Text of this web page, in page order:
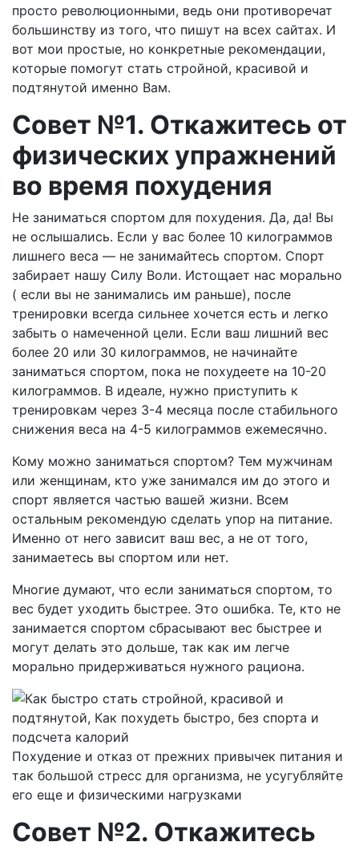
просто революционными, ведь они противоречат
большинству из того, что пишут на всех сайтах. И
вот мои простые, но конкретные рекомендации,
которые помогут стать стройной, красивой и
подтянутой именно Вам.
Совет №1. Откажитесь от
физических упражнений
во время похудения
Не заниматься спортом для похудения. Да, да! Вы
не ослышались. Если у вас более 10 килограммов
лишнего веса — не занимайтесь спортом. Спорт
забирает нашу Силу Воли. Истощает нас морально
( если вы не занимались им раньше), после
тренировки всегда сильнее хочется есть и легко
забыть о намеченной цели. Если ваш лишний вес
более 20 или 30 килограммов, не начинайте
заниматься спортом, пока не похудеете на 10-20
килограммов. В идеале, нужно приступить к
тренировкам через 3-4 месяца после стабильного
снижения веса на 4-5 килограммов ежемесячно.
Кому можно заниматься спортом? Тем мужчинам
или женщинам, кто уже занимался им до этого и
спорт является частью вашей жизни. Всем
остальным рекомендую сделать упор на питание.
Именно от него зависит ваш вес, а не от того,
занимаетесь вы спортом или нет.
Многие думают, что если заниматься спортом, то
вес будет уходить быстрее. Это ошибка. Те, кто не
занимается спортом сбрасывают вес быстрее и
могут делать это дольше, так как им легче
морально придерживаться нужного рациона.
Похудение и отказ от прежних привычек питания и
так большой стресс для организма, не усугубляйте
его еще и физическими нагрузками
Совет №2. Откажитесь